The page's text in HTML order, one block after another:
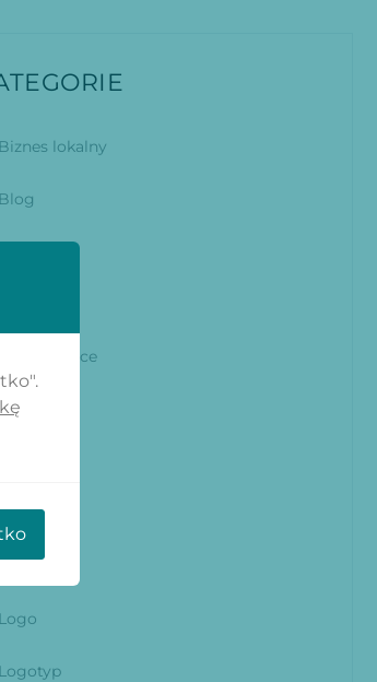
Biznes lokalny
Blog
E-commerce
Logo
Logotyp